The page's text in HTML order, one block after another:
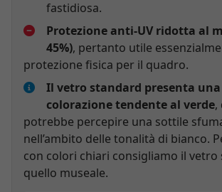
fastidiosa.
Protezione anti-UV ridotta al
45%), pertanto utile
protezione fisica per il quadro.
Il vetro standard presenta
colorazione tendente al verde,
potrebbe percepire una sottile
nell’ambito delle tonalità di bianco.
con colori chiari consigliamo il vetro
quello museale.